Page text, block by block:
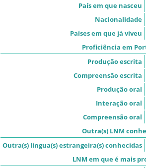
País em que nasceu
Nacionalidade
Países em que já viveu
Proficiência em
Produção escrita
Compreensão escrita
Produção oral
Interação oral
Compreensão oral
Outra(s) LNM
Outra(s) língua(s) estrangeira(s) conhecidas
LNM em que é mais